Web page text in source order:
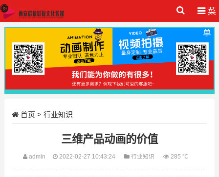
菜
单
首页 > 行业知识
三维产品动画的价值
admin 2022-02-27 10:43:24 行业知识 285 ℃